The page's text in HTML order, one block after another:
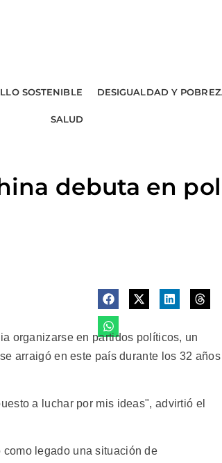
SOSTENIBLE DESIGUALDAD Y
SALUD
debuta en
organizarse en partidos políticos, un
arraigó en este país durante los 32 años
a luchar por mis ideas", advirtió el
legado una situación de